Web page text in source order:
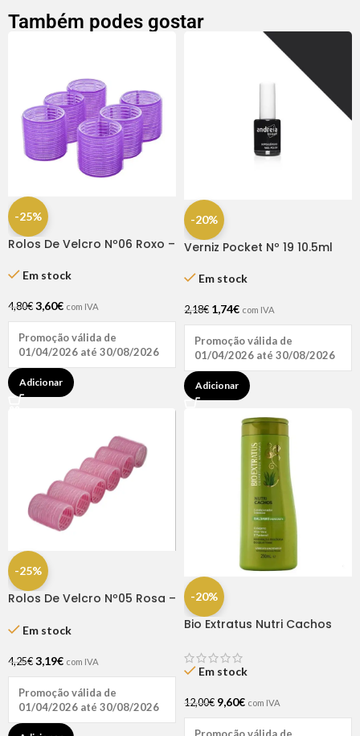
Também podes gostar
-25%
Rolos De Velcro Nº06 Roxo –
Em stock
4,80€ 3,60€ com IVA
Promoção válida de
01/04/2026 até 30/08/2026
Adicionar
-20%
Verniz Pocket Nº 19 10.5ml
Em stock
2,18€ 1,74€ com IVA
Promoção válida de
01/04/2026 até 30/08/2026
Adicionar
-25%
Rolos De Velcro Nº05 Rosa –
Em stock
4,25€ 3,19€ com IVA
Promoção válida de
01/04/2026 até 30/08/2026
-20%
Bio Extratus Nutri Cachos
250ML
Em stock
12,00€ 9,60€ com IVA